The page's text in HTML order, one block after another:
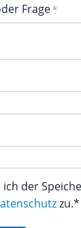
Frage
der
zu.*